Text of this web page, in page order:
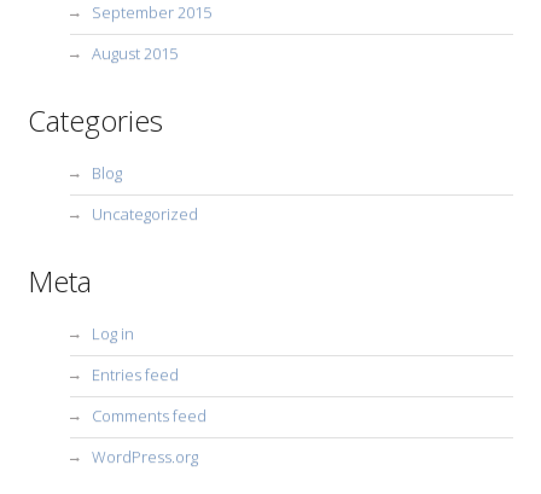
September 2015
August 2015
Categories
Blog
Uncategorized
Meta
Log in
Entries feed
Comments feed
WordPress.org